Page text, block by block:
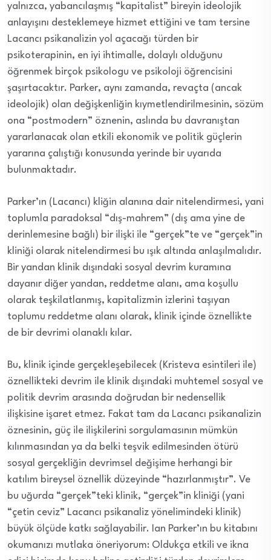
yalnızca, yabancılaşmış “kapitalist” bireyin ideolojik
anlayışını desteklemeye hizmet ettiğini ve tam tersine
Lacancı psikanalizin yol açacağı türden bir
psikoterapinin, en iyi ihtimalle, dolaylı olduğunu
öğrenmek birçok psikologu ve psikoloji öğrencisini
şaşırtacaktır. Parker, aynı zamanda, revaçta (ancak
ideolojik) olan değişkenliğin kıymetlendirilmesinin, sözüm
ona “postmodern” öznenin, aslında bu davranıştan
yararlanacak olan etkili ekonomik ve politik güçlerin
yararına çalıştığı konusunda yerinde bir uyarıda
bulunmaktadır.
Parker’ın (Lacancı) kliğin alanına dair nitelendirmesi, yani
toplumla paradoksal “dış-mahrem” (dış ama yine de
derinlemesine bağlı) bir ilişki ile “gerçek”te ve “gerçek”in
kliniği olarak nitelendirmesi bu ışık altında anlaşılmalıdır.
Bir yandan klinik dışındaki sosyal devrim kuramına
dayanır diğer yandan, reddetme alanı, ama koşullu
olarak teşkilatlanmış, kapitalizmin izlerini taşıyan
toplumu reddetme alanı olarak, klinik içinde öznellikte
de bir devrimi olanaklı kılar.
Bu, klinik içinde gerçekleşebilecek (Kristeva esintileri ile)
öznellikteki devrim ile klinik dışındaki muhtemel sosyal ve
politik devrim arasında doğrudan bir nedensellik
ilişkisine işaret etmez. Fakat tam da Lacancı psikanalizin
öznesinin, güç ile ilişkilerini sorgulamasının mümkün
kılınmasından ya da belki teşvik edilmesinden ötürü
sosyal gerçekliğin devrimsel değişime herhangi bir
katılım bireysel öznellik düzeyinde “hazırlanmıştır”. Ve
bu uğurda “gerçek”teki klinik, “gerçek”in kliniği (yani
“çetin ceviz” Lacancı psikanaliz yönelimindeki klinik)
büyük ölçüde katkı sağlayabilir. Ian Parker’ın bu kitabını
okumanızı mutlaka öneriyorum: Oldukça etkili ve ikna